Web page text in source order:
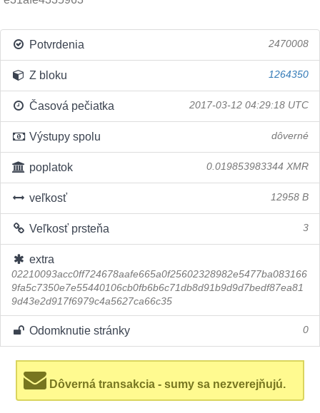
Potvrdenia 2470008
Z bloku 1264350
Časová pečiatka 2017-03-12 04:29:18 UTC
Výstupy spolu dôverné
poplatok 0.019853983344 XMR
veľkosť 12958 B
Veľkosť prsteňa 3
extra
02210093acc0ff724678aafe665a0f25602328982e5477ba083166
9fa5c7350e7e55440106cb0fb6b6c71db8d91b9d9d7bedf87ea81
9d43e2d917f6979c4a5627ca66c35
Odomknutie stránky 0
Dôverná transakcia - sumy sa nezverejňujú.